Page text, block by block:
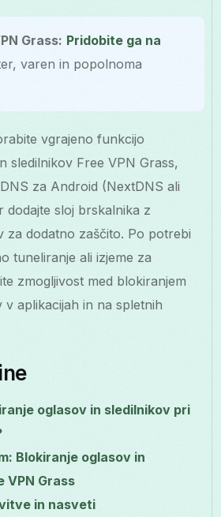
Grass: Pridobite ga na
varen in popolnoma
vgrajeno funkcijo
sledilnikov Free VPN Grass,
za Android (NextDNS ali
dodajte sloj brskalnika z
za dodatno zaščito. Po potrebi
tuneliranje ali izjeme za
zmogljivost med blokiranjem
v aplikacijah in na spletnih
oglasov in sledilnikov pri
Blokiranje oglasov in
VPN Grass
in nasveti